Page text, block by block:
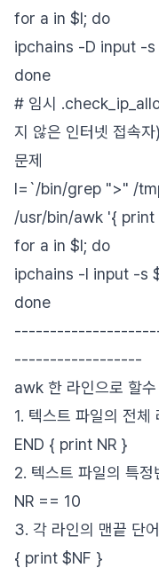
for a in $l; do
ipchains -D input -s
done
# 임시
지 않은 인터넷 접속
문제
l=`/bin/grep ">" /
/usr/bin/awk '{ print
for a in $l; do
ipchains -I input -s
done
------------------
awk 한 라인으로 할
1. 텍스트 파일의 전체
END { print NR }
2. 텍스트 파일의 특
NR == 10
3. 각 라인의 맨끝 단
{ print $NF }